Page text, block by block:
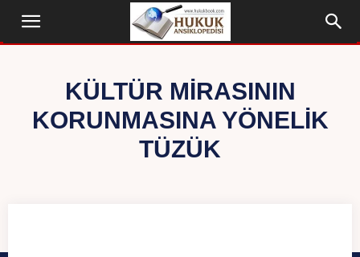
KÜLTÜR MIRASININ
KORUNMASINA YÖNELIK
TÜZÜK